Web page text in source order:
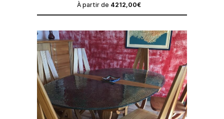
À partir de 4212,00€